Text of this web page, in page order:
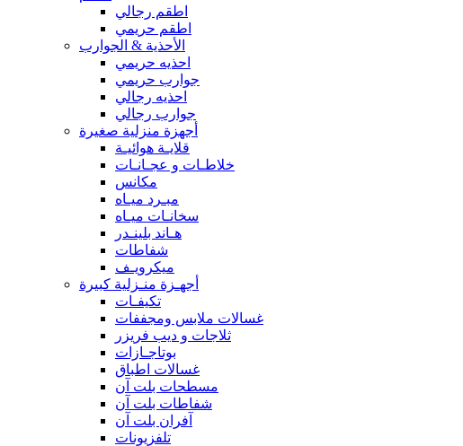
اطقم رجالي
اطقم حريمي
الأحذية & الجوارب
احذيه حريمي
جوارب حريمي
احذيه رجالي
جوارب رجالي
أجهزة منزلية صغيرة
قلايـة هوائيـة
خلاطـات و عجـانـات
مكانس
مبـرد ميـاه
سخانـات ميـاه
هـاند بلينـدر
شفاطات
ميكرويـف
أجهـزة منـزلية كبيرة
تكيفـات
غسالات ملابس ومجففات
ثلاجات و ديب فريزر
بوتاجـازات
غسالات اطباق
مسطحات بلت آن
شفاطات بلت آن
آفران بلت آن
تلفزيونات